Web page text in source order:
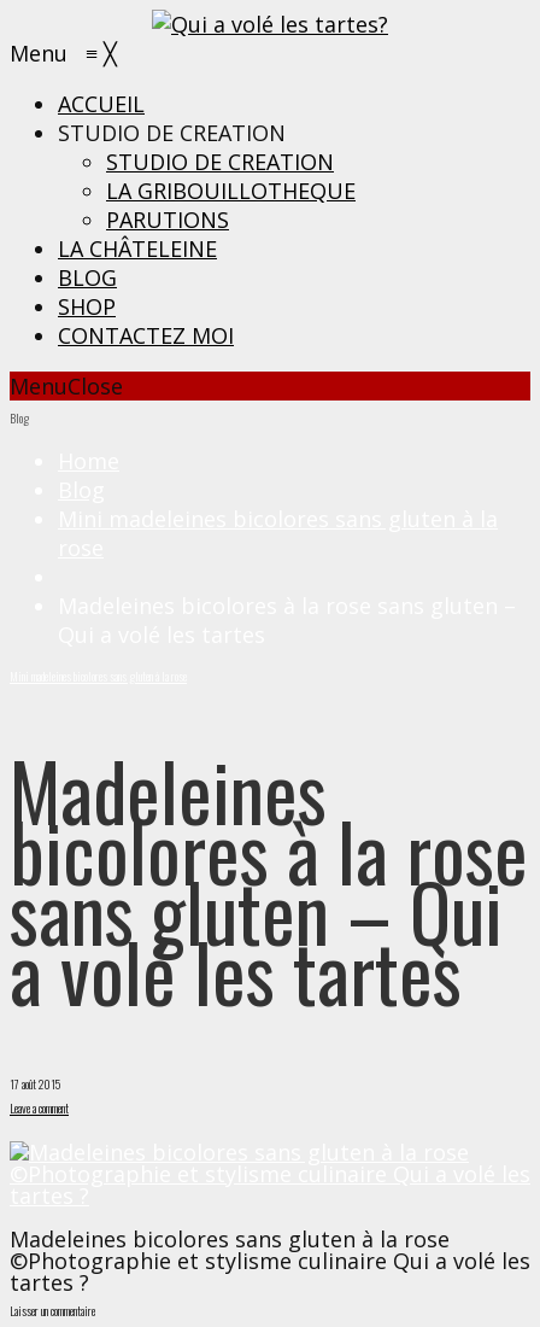
Menu ≡ ╳
ACCUEIL
STUDIO DE CREATION
STUDIO DE CREATION
LA GRIBOUILLOTHEQUE
PARUTIONS
LA CHÂTELEINE
BLOG
SHOP
CONTACTEZ MOI
MenuClose
Blog
Madeleines
bicolores à la rose
sans gluten – Qui
a volé les tartes
17 août 2015
Leave a comment
Madeleines bicolores sans gluten à la rose
©Photographie et stylisme culinaire Qui a volé les
tartes ?
Laisser un commentaire